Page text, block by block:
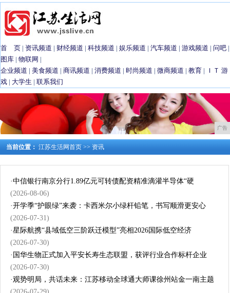
首 页 | 资讯频道 | 财经频道 | 科技频道 | 娱乐频道 | 汽车频道 | 游戏频道 | 问吧 |
图库 | 物联网 |
企业频道 | 美食频道 | 商讯频道 | 消费频道 | 时尚频道 | 微商频道 | 教育 | ＩＴ 游
戏 | 大学生 | 联系我们
广告
当前位置： 江苏生活网首页 >> 资讯
·中信银行南京分行1.89亿元可转债配资精准滴灌半导体“硬
(2026-08-06)
·开学季“护眼绿”来袭：卡西米尔小绿杆铅笔，书写顺滑更安心
(2026-07-31)
·星际航携“县域低空三阶跃迁模型”亮相2026国际低空经济
(2026-07-30)
· 国华生物正式加入平安长寿生态联盟，获评行业合作标杆企业
(2026-07-30)
·观势明局，共话未来：江苏移动全球通大师课徐州站金一南主题